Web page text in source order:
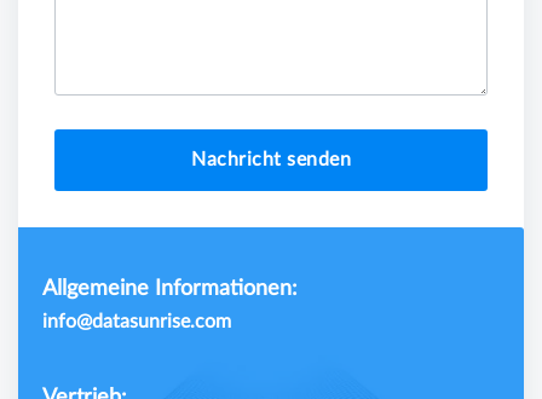
Nachricht senden
Allgemeine Informationen:
info@datasunrise.com